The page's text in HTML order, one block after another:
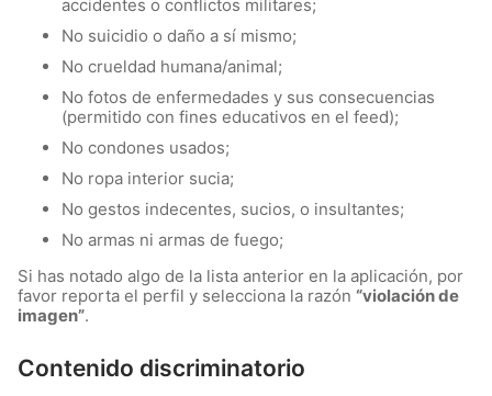
accidentes o conflictos militares;
No suicidio o daño a sí mismo;
No crueldad humana/animal;
No fotos de enfermedades y sus consecuencias
(permitido con fines educativos en el feed);
No condones usados;
No ropa interior sucia;
No gestos indecentes, sucios, o insultantes;
No armas ni armas de fuego;
Si has notado algo de la lista anterior en la aplicación, por
favor reporta el perfil y selecciona la razón “violación de
imagen”.
Contenido discriminatorio